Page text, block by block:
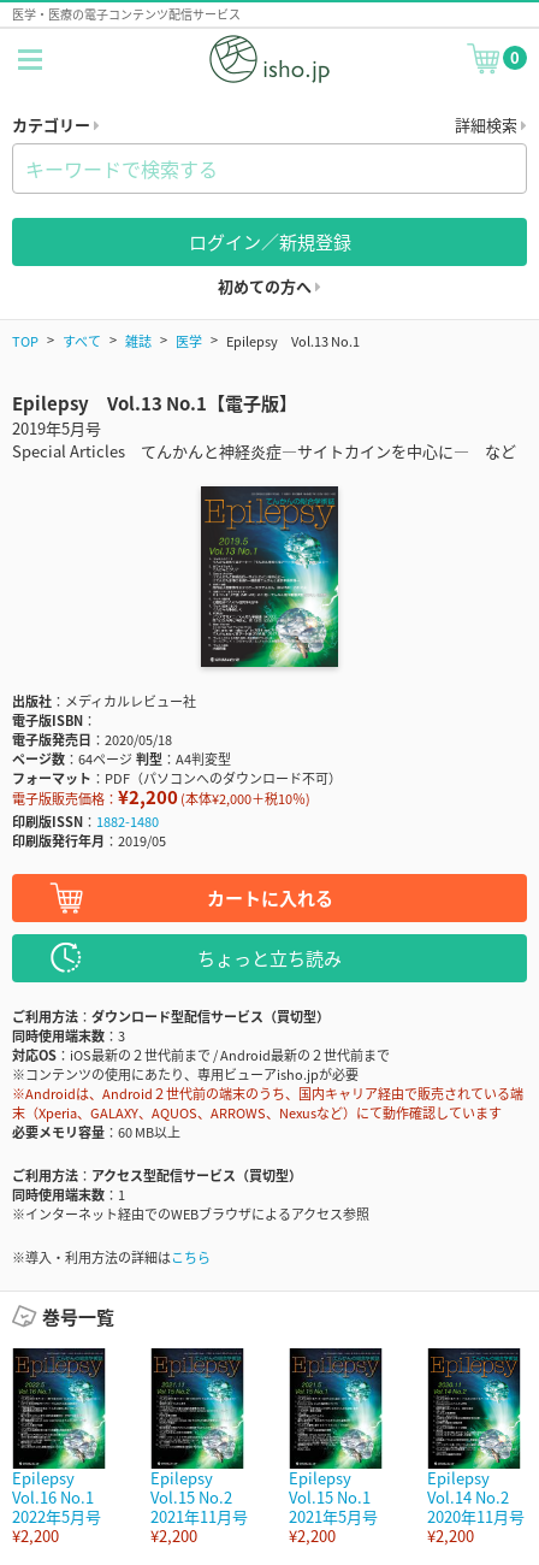
医学・医療の電子コンテンツ配信サービス
0
カテゴリー 詳細検索
ログイン／新規登録
初めての方へ
TOP すべて 雑誌 医学 Epilepsy Vol.13 No.1
Epilepsy Vol.13 No.1【電子版】
2019年5月号
Special Articles てんかんと神経炎症―サイトカインを中心に― など
出版社
メディカルレビュー社
電子版ISBN
電子版発売日
2020/05/18
ページ数
64ページ判型
A4判変型
フォーマット
PDF（パソコンへのダウンロード不可）
電子版販売価格： ¥2,200(本体¥2,000＋税10％)
印刷版ISSN
1882-1480
印刷版発行年月
2019/05
カートに入れる
ちょっと立ち読み
ご利用方法
ダウンロード型配信サービス（買切型）
同時使用端末数
3
対応OS
iOS最新の２世代前まで / Android最新の２世代前まで
※コンテンツの使用にあたり、専用ビューアisho.jpが必要
※Androidは、Android２世代前の端末のうち、国内キャリア経由で販売されている端
末（Xperia、GALAXY、AQUOS、ARROWS、Nexusなど）にて動作確認しています
必要メモリ容量
60 MB以上
ご利用方法
アクセス型配信サービス（買切型）
同時使用端末数
1
※インターネット経由でのWEBブラウザによるアクセス参照
※導入・利用方法の詳細はこちら
巻号一覧
Epilepsy
Vol.16 No.1
2022年5月号
¥2,200
Epilepsy
Vol.15 No.2
2021年11月号
¥2,200
Epilepsy
Vol.15 No.1
2021年5月号
¥2,200
Epilepsy
Vol.14 No.2
2020年11月号
¥2,200